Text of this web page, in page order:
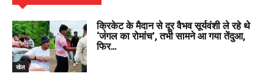
खेल
क्रिकेट के मैदान से दूर वैभव सूर्यवंशी ले रहे थे
‘जंगल का रोमांच’, तभी सामने आ गया तेंदुआ,
फिर…